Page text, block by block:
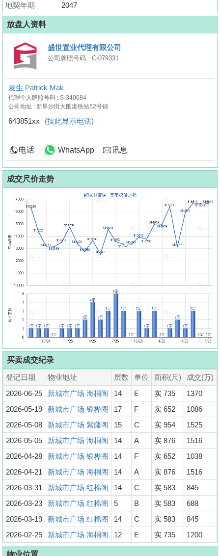
地契年期
2047
放盘人资料
盛世置业代理有限公司
公司牌照号码 : C-079331
麦生 Patrick Mak
代理个人牌照号码 : S-340684
公司地址 : 新界沙田大围港铁站52号铺
643851xx (按此显示电话)
电话 WhatsApp 讯息
成交尺价走势
买卖成交纪录
登记日期 物业地址 层数 单位 面积(尺)
成交(万)
2026-06-25
新城市广场 海桐阁 14 E 实 735
1370
2026-05-19
新城市广场 银桦阁 17 F 实 652
1086
2026-05-08
新城市广场 紫藤阁 15 C 实 954
1525
2026-05-05
新城市广场 海桐阁 14 A 实 876
1516
2026-04-28
新城市广场 银桦阁 14 F 实 652
1038
2026-04-21
新城市广场 海桐阁 14 A 实 876
1516
2026-03-31
新城市广场 红棉阁 14 C 实 583
845
2026-03-23
新城市广场 红棉阁 5 B 实 583
688
2026-03-19
新城市广场 红棉阁 14 C 实 583
845
2026-02-25
新城市广场 海桐阁 12 E 实 735 1200